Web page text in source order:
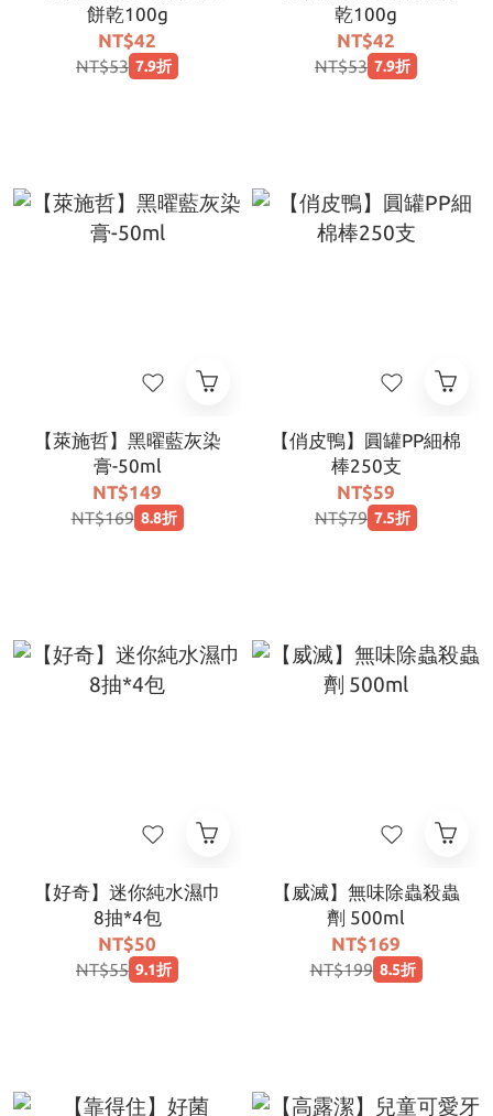
餅乾100g
NT$42
NT$53 7.9折
乾100g
NT$42
NT$53 7.9折
【萊施哲】黑曜藍灰染
膏-50ml
NT$149
NT$169 8.8折
【俏皮鴨】圓罐PP細棉
棒250支
NT$59
NT$79 7.5折
【好奇】迷你純水濕巾
8抽*4包
NT$50
NT$55 9.1折
【威滅】無味除蟲殺蟲
劑 500ml
NT$169
NT$199 8.5折